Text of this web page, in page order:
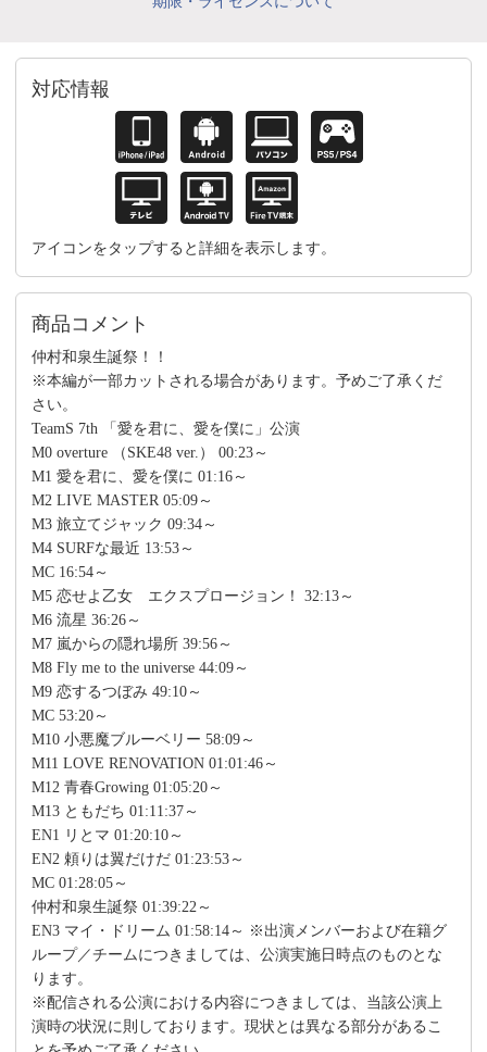
対応情報
アイコンをタップすると詳細を表示します。
商品コメント
仲村和泉生誕祭！！
※本編が一部カットされる場合があります。予めご了承くだ
さい。
TeamS 7th 「愛を君に、愛を僕に」公演
M0 overture （SKE48 ver.） 00:23～
M1 愛を君に、愛を僕に 01:16～
M2 LIVE MASTER 05:09～
M3 旅立てジャック 09:34～
M4 SURFな最近 13:53～
MC 16:54～
M5 恋せよ乙女 エクスプロージョン！ 32:13～
M6 流星 36:26～
M7 嵐からの隠れ場所 39:56～
M8 Fly me to the universe 44:09～
M9 恋するつぼみ 49:10～
MC 53:20～
M10 小悪魔ブルーベリー 58:09～
M11 LOVE RENOVATION 01:01:46～
M12 青春Growing 01:05:20～
M13 ともだち 01:11:37～
EN1 リとマ 01:20:10～
EN2 頼りは翼だけだ 01:23:53～
MC 01:28:05～
仲村和泉生誕祭 01:39:22～
EN3 マイ・ドリーム 01:58:14～ ※出演メンバーおよび在籍グ
ループ／チームにつきましては、公演実施日時点のものとな
ります。
※配信される公演における内容につきましては、当該公演上
演時の状況に則しております。現状とは異なる部分があるこ